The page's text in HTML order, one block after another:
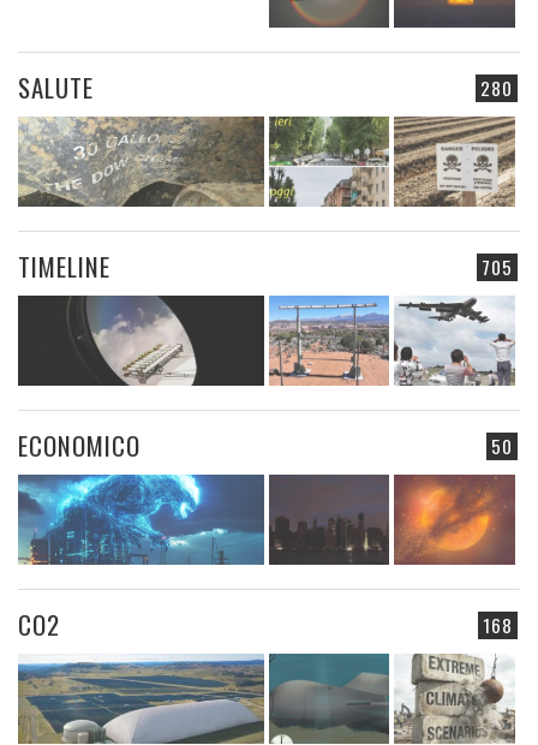
280
SALUTE
705
TIMELINE
50
ECONOMICO
168
CO2